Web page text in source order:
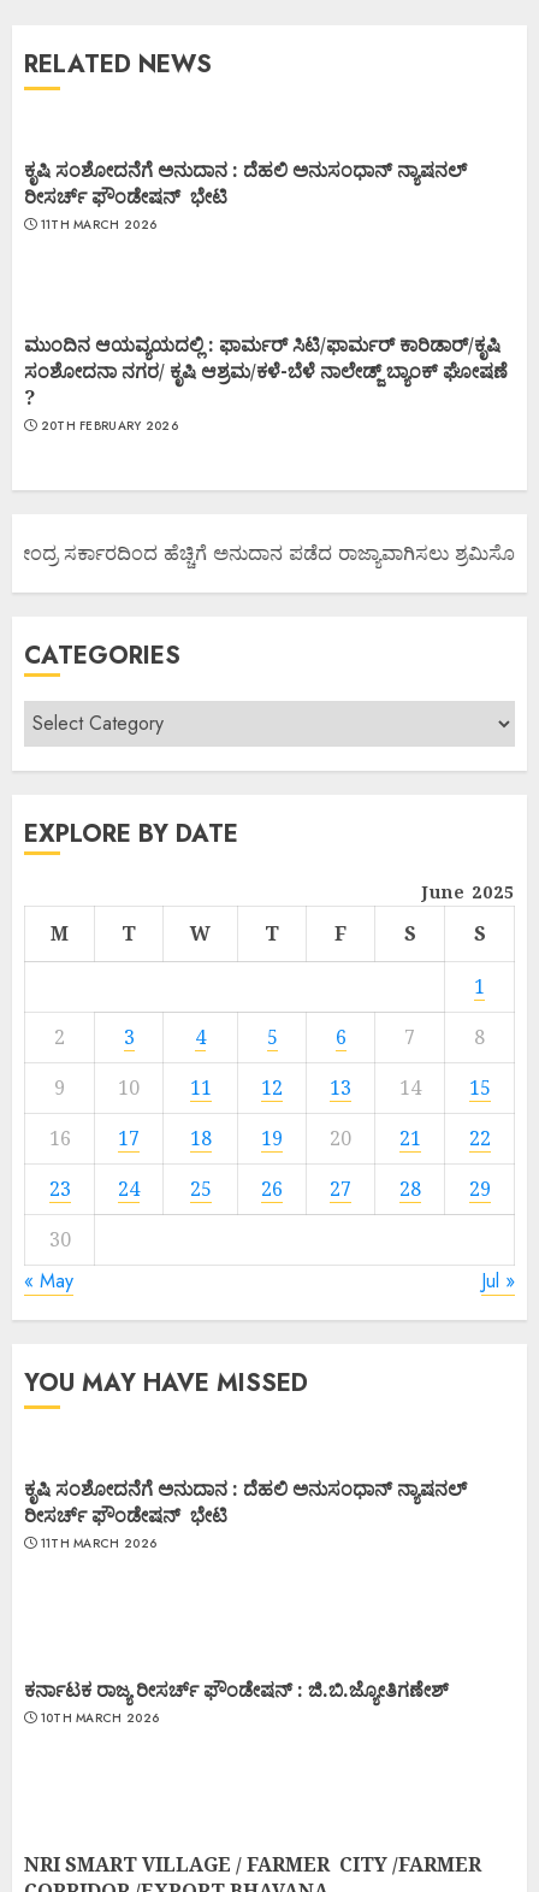
RELATED NEWS
ಕೃಷಿ ಸಂಶೋದನೆಗೆ ಅನುದಾನ : ದೆಹಲಿ ಅನುಸಂಧಾನ್ ನ್ಯಾಷನಲ್
ರೀಸರ್ಚ್ ಫೌಂಡೇಷನ್ ಭೇಟಿ
11TH MARCH 2026
ಮುಂದಿನ ಆಯವ್ಯಯದಲ್ಲಿ : ಫಾರ್ಮರ್ ಸಿಟಿ/ಫಾರ್ಮರ್ ಕಾರಿಡಾರ್/ಕೃಷಿ
ಸಂಶೋದನಾ ನಗರ/ ಕೃಷಿ ಆಶ್ರಮ/ಕಳೆ-ಬೆಳೆ ನಾಲೇಡ್ಜ್ ಬ್ಯಾಂಕ್ ಘೋಷಣೆ
?
20TH FEBRUARY 2026
ಸರ್ಕಾರದಿಂದ ಹೆಚ್ಚಿಗೆ ಅನುದಾನ ಪಡೆದ ರಾಜ್ಯಾವಾಗಿಸಲು ಶ್ರಮಿಸೋಣ
CATEGORIES
EXPLORE BY DATE
June 2025
M T W T F S
S
1
2
3 4 5 6 7
8
9
10 11 12 13 14
15
16
17 18 19 20 21
22
23
24 25 26 27 28
29
30
« May Jul »
YOU MAY HAVE MISSED
ಕೃಷಿ ಸಂಶೋದನೆಗೆ ಅನುದಾನ : ದೆಹಲಿ ಅನುಸಂಧಾನ್ ನ್ಯಾಷನಲ್
ರೀಸರ್ಚ್ ಫೌಂಡೇಷನ್ ಭೇಟಿ
11TH MARCH 2026
ಕರ್ನಾಟಕ ರಾಜ್ಯ ರೀಸರ್ಚ್ ಫೌಂಡೇಷನ್ : ಜಿ.ಬಿ.ಜ್ಯೋತಿಗಣೇಶ್
10TH MARCH 2026
NRI SMART VILLAGE / FARMER CITY /FARMER